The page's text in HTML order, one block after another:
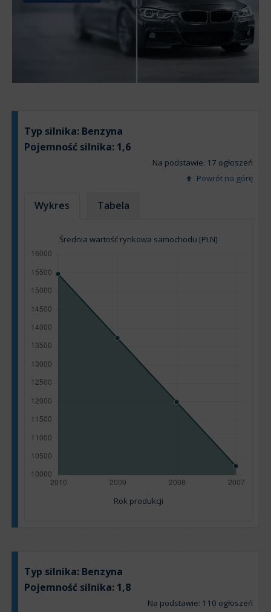
Typ silnika: Benzyna
Pojemność silnika: 1,6
Na podstawie: 17 ogłoszeń
Powrót na górę
Wykres Tabela
Średnia wartość rynkowa samochodu [PLN]
Rok produkcji
Typ silnika: Benzyna
Pojemność silnika: 1,8
Na podstawie: 110 ogłoszeń